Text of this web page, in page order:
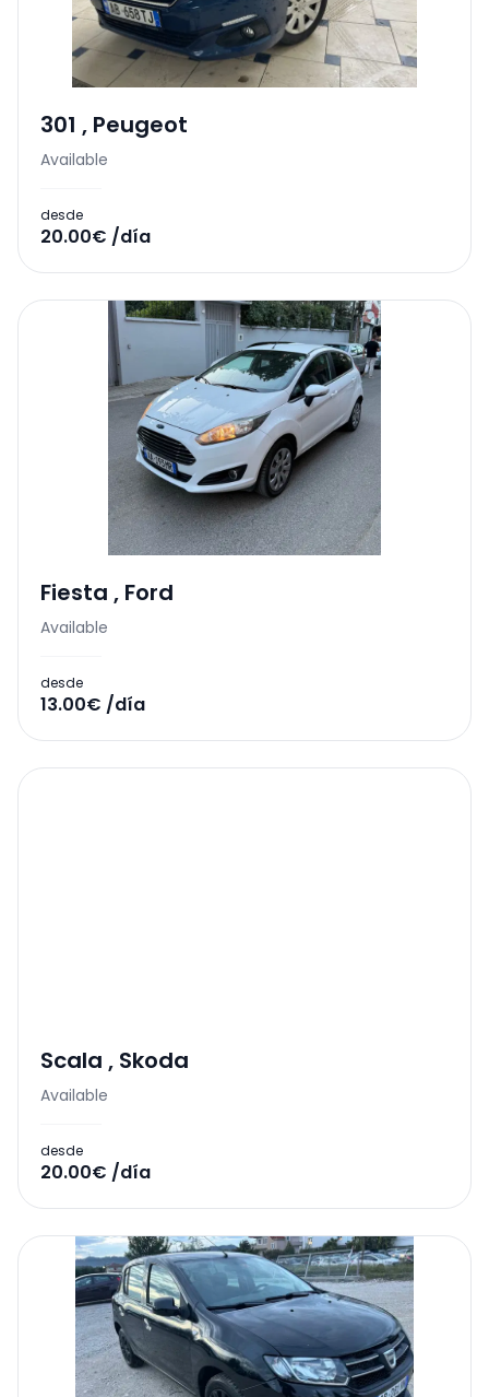
301 , Peugeot
Available
desde
20.00€ /día
Fiesta , Ford
Available
desde
13.00€ /día
Scala , Skoda
Available
desde
20.00€ /día